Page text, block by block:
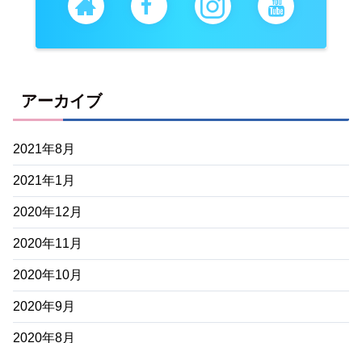
アーカイブ
2021年8月
2021年1月
2020年12月
2020年11月
2020年10月
2020年9月
2020年8月